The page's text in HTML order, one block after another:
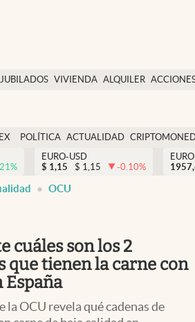
JUBILADOS VIVIENDA ALQUILER
POLÍTICA ACTUALIDAD
%
EURO-USD
$ 1,15 $ 1,15 -0.10%
OCU
cuáles son los 2
que tienen la carne con
España
la OCU revela qué cadenas de